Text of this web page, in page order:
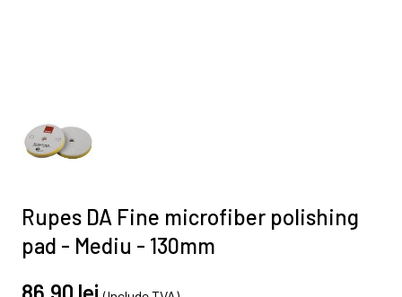
Rupes DA Fine microfiber polishing
pad - Mediu - 130mm